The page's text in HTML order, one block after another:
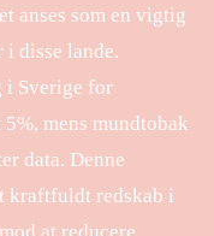
anses som en vigtig
disse lande.
i Sverige for
mens mundtobak
data. Denne
kraftfuldt redskab i
at reducere